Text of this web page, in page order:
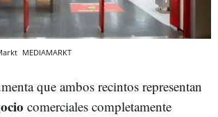
MEDIAMARKT
que ambos recintos representan
comerciales completamente